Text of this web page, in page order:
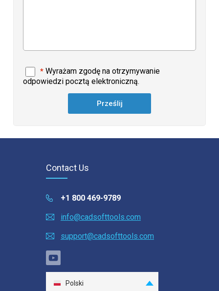
*Wyrażam zgodę na otrzymywanie
odpowiedzi pocztą elektroniczną.
Contact Us
+1 800 469-9789
info@cadsofttools.com
support@cadsofttools.com
Polski